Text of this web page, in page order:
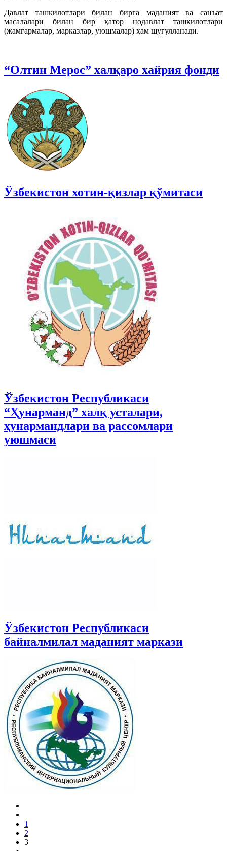
Давлат ташкилотлари билан бирга маданият ва санъат
масалалари билан бир қатор нодавлат ташкилотлари
(жамғармалар, марказлар, уюшмалар) ҳам шуғулланади.
“Олтин Мерос” халқаро хайрия фонди
Ўзбекистон хотин-қизлар қўмитаси
Ўзбекистон Республикаси
“Ҳунарманд” халқ усталари,
ҳунармандлари ва рассомлари
уюшмаси
Ўзбекистон Республикаси
байналмилал маданият маркази
1
2
3